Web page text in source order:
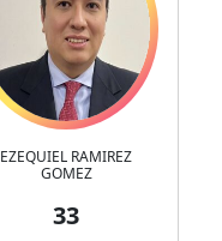
EZEQUIEL RAMIREZ
GOMEZ
33